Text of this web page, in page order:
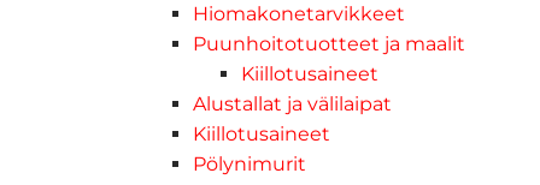
Hiomakonetarvikkeet
Puunhoitotuotteet ja maalit
Kiillotusaineet
Alustallat ja välilaipat
Kiillotusaineet
Pölynimurit